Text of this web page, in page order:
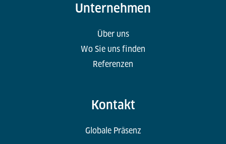
Unternehmen
Über uns
Wo Sie uns finden
Referenzen
Kontakt
Globale Präsenz